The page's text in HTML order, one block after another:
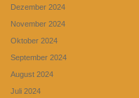
Dezember 2024
November 2024
Oktober 2024
September 2024
August 2024
Juli 2024